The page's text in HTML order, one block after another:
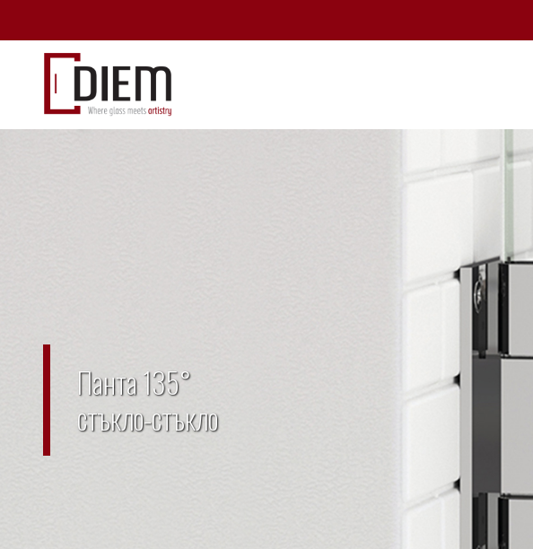
Панта 135°
стъкло-стъкло